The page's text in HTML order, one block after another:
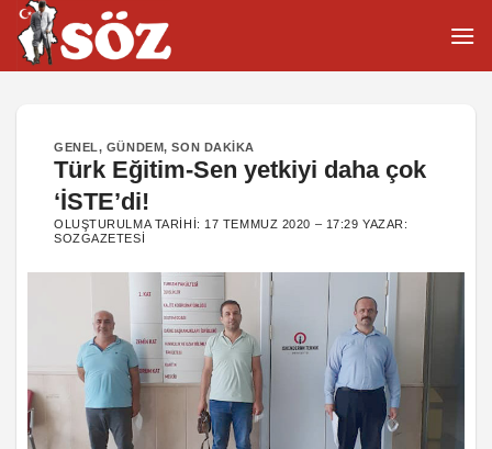
İçeriğe
atla
GENEL, GÜNDEM,SON DAKIKA
Türk Eğitim-Sen yetkiyi daha çok
‘İSTE’di!
OLUŞTURULMA TARIHI: 17 TEMMUZ 2020 – 17:29 YAZAR:
SOZGAZETESI